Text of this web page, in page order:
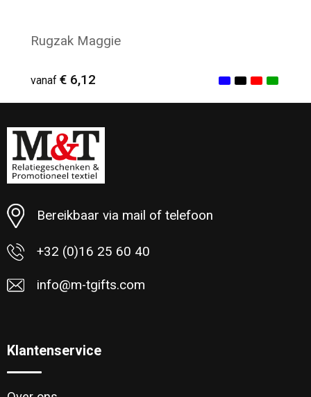
Rugzak Maggie
vanaf € 6,12
Minimale afname: 13
Bereikbaar via mail of telefoon
+32 (0)16 25 60 40
info@m-tgifts.com
Klantenservice